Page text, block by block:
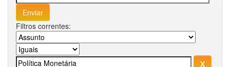
Filtros correntes: